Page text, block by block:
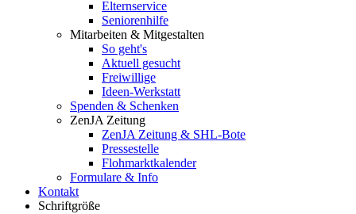
Elternservice
Seniorenhilfe
Mitarbeiten & Mitgestalten
So geht's
Aktuell gesucht
Freiwillige
Ideen-Werkstatt
Spenden & Schenken
ZenJA Zeitung
ZenJA Zeitung & SHL-Bote
Pressestelle
Flohmarktkalender
Formulare & Info
Kontakt
Schriftgröße